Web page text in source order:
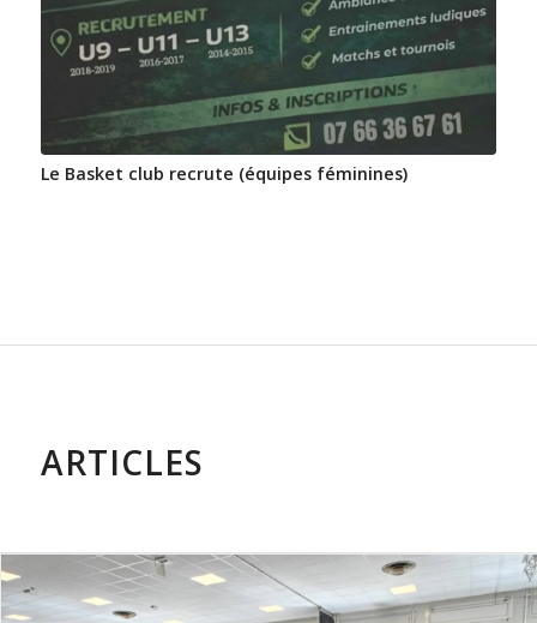
Le Basket club recrute (équipes féminines)
ARTICLES